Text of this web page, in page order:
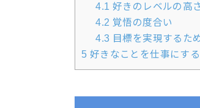
4.1 好きのレベルの高
4.2 覚悟の度合い
4.3 目標を実現するた
5 好きなことを仕事にす